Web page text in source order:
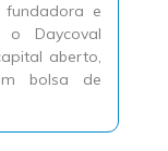
fundadora e
o Daycoval
aberto,
bolsa de